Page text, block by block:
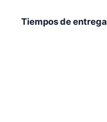
Tiempos de entrega